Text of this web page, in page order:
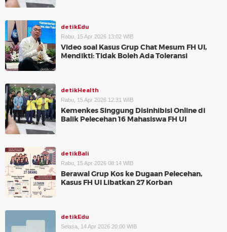
detikEdu
Rabu, 15 Apr 2026 13:02 WIB
Video soal Kasus Grup Chat Mesum FH UI,
Mendikti: Tidak Boleh Ada Toleransi
detikHealth
Rabu, 15 Apr 2026 12:31 WIB
Kemenkes Singgung Disinhibisi Online di
Balik Pelecehan 16 Mahasiswa FH UI
detikBali
Rabu, 15 Apr 2026 08:14 WIB
Berawal Grup Kos ke Dugaan Pelecehan,
Kasus FH UI Libatkan 27 Korban
detikEdu
Selasa, 14 Apr 2026 20:00 WIB